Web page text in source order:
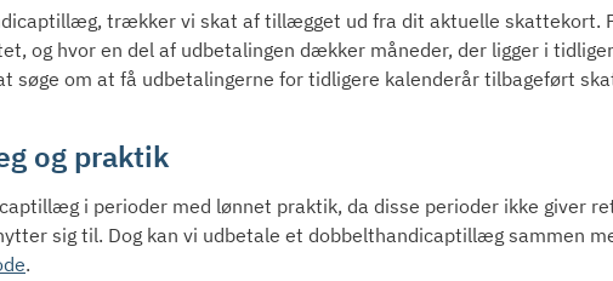
trækker vi skat af tillægget ud fra dit aktuelle skattekort.
og hvor en del af udbetalingen dækker måneder, der ligger i
søge om at få udbetalingerne for tidligere kalenderår tilbageført
og praktik
i perioder med lønnet praktik, da disse perioder ikke giver
sig til. Dog kan vi udbetale et dobbelthandicaptillæg sammen
.